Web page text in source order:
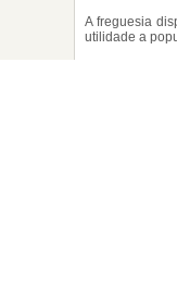
A freguesia
utilidade a